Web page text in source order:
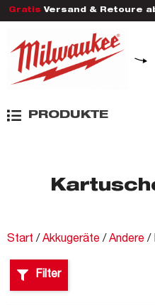
Gratis Versand & Retoure
PRODUKTE
Start / Akkugeräte / Andere /
Filter